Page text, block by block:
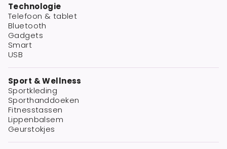
Technologie
Telefoon & tablet
Bluetooth
Gadgets
Smart
USB
Sport & Wellness
Sportkleding
Sporthanddoeken
Fitnesstassen
Lippenbalsem
Geurstokjes